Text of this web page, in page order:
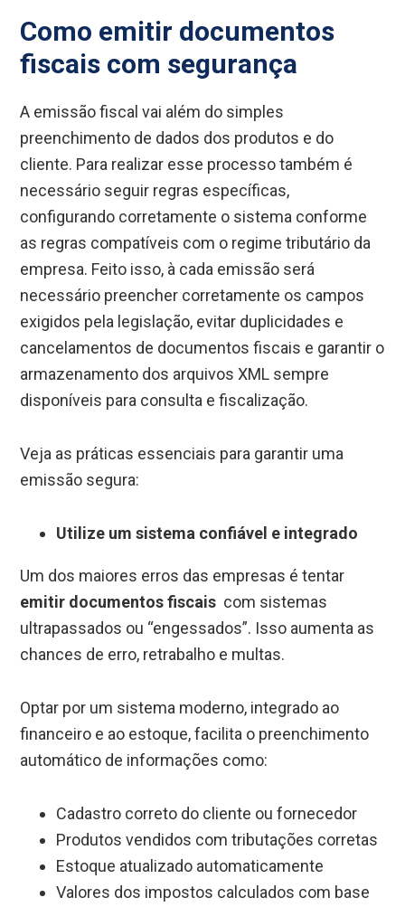
Como emitir documentos
fiscais com segurança
A emissão fiscal vai além do simples
preenchimento de dados dos produtos e do
cliente. Para realizar esse processo também é
necessário seguir regras específicas,
configurando corretamente o sistema conforme
as regras compatíveis com o regime tributário da
empresa. Feito isso, à cada emissão será
necessário preencher corretamente os campos
exigidos pela legislação, evitar duplicidades e
cancelamentos de documentos fiscais e garantir o
armazenamento dos arquivos XML sempre
disponíveis para consulta e fiscalização.
Veja as práticas essenciais para garantir uma
emissão segura:
Utilize um sistema confiável e integrado
Um dos maiores erros das empresas é tentar
emitir documentos fiscais com sistemas
ultrapassados ou “engessados”. Isso aumenta as
chances de erro, retrabalho e multas.
Optar por um sistema moderno, integrado ao
financeiro e ao estoque, facilita o preenchimento
automático de informações como:
Cadastro correto do cliente ou fornecedor
Produtos vendidos com tributações corretas
Estoque atualizado automaticamente
Valores dos impostos calculados com base